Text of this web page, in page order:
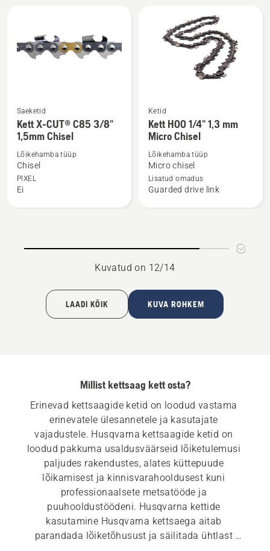
mm
1,5mm
Vaata
rohkem
üksikasju
toote
Kett
Saeketid
Kett X-CUT® C85 3/8"
1,5mm Chisel
Lõikehamba tüüp
Chisel
PIXEL
Ei
Vaata
rohkem
üksikasju
toote
Kett
H00
kohta
Ketid
Kett H00 1/4" 1,3 mm
Micro Chisel
Lõikehamba tüüp
Micro chisel
Lisatud omadus
Guarded drive link
Kuvatud on 12/14
LAADI KÕIK KUVA ROHKEM
Millist kettsaag kett osta?
Erinevad kettsaagide ketid on loodud vastama
erinevatele ülesannetele ja kasutajate
vajadustele. Husqvarna kettsaagide ketid on
loodud pakkuma usaldusväärseid lõiketulemusi
paljudes rakendustes, alates küttepuude
lõikamisest ja kinnisvarahooldusest kuni
professionaalsete metsatööde ja
puuhooldustöödeni. Husqvarna kettide
kasutamine Husqvarna kettsaega aitab
parandada lõiketõhusust ja säilitada ühtlast